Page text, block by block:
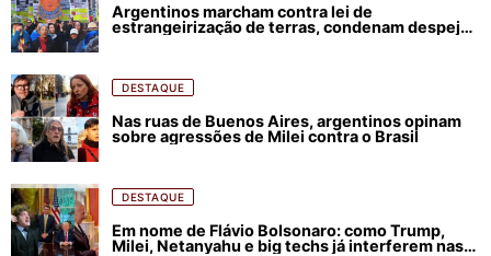
Argentinos marcham contra lei de
estrangeirização de terras, condenam despejos
DESTAQUE
Nas ruas de Buenos Aires, argentinos opinam
sobre agressões de Milei contra o Brasil
DESTAQUE
Em nome de Flávio Bolsonaro: como Trump,
Milei, Netanyahu e big techs já interferem nas